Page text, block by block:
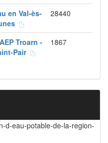
en Val-ès-
28440
Troarn -
Pair
1867
d-eau-potable-de-la-region-